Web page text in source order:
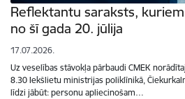
Reflektantu saraksts, kuriem
no šī gada 20. jūlija
17.07.2026.
Uz veselības stāvokļa pārbaudi CMEK
8.30 Iekšlietu ministrijas poliklīnikā,
līdzi jābūt: personu apliecinošam…